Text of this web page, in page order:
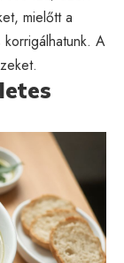
mielőtt a
A